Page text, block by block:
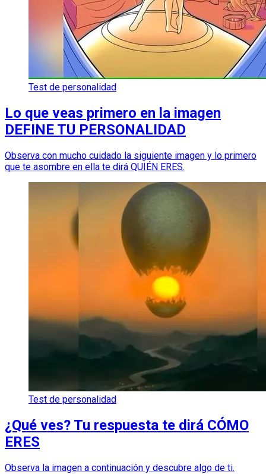
Test de personalidad
Lo que veas primero en la imagen
DEFINE TU PERSONALIDAD
Observa con mucho cuidado la siguiente imagen y lo primero
que te asombre en ella te dirá QUIÉN ERES.
Test de personalidad
¿Qué ves? Tu respuesta te dirá CÓMO
ERES
Observa la imagen a continuación y descubre algo de ti.